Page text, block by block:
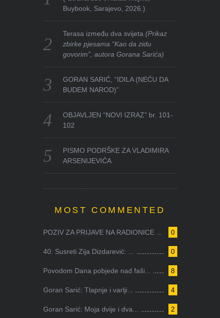
Buybook, Sarajevo, 2026.)
Terasa između dva svijeta(Prikaz
zbirke pjesama “Kao da zidu
govorim”, autora Gorana Sarića)
GORAN SARIĆ, “IDILA (NEĆU DA
BUDEM NAROD)”
OBJAVLJEN “NOVI IZRAZ” br. 101-
102
PISMO PODRŠKE ZA VLADIMIRA
ARSENIJEVIĆA
MOST COMMENTED
0
POZIV ZA PRIJAVE NA RADIONICE ...
0
40. Susreti Zija Dizdarević: ...
8
Povodom Dana pobjede nad faši...
4
Goran Sarić: Tlapnje i varlji...
2
Goran Sarić: Moja dvije i dva...